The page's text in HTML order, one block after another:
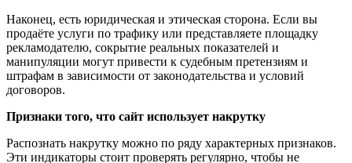
Наконец, есть юридическая и этическая сторона. Если вы
продаёте услуги по трафику или представляете площадку
рекламодателю, сокрытие реальных показателей и
манипуляции могут привести к судебным претензиям и
штрафам в зависимости от законодательства и условий
договоров.
Признаки того, что сайт использует накрутку
Распознать накрутку можно по ряду характерных признаков.
Эти индикаторы стоит проверять регулярно, чтобы не